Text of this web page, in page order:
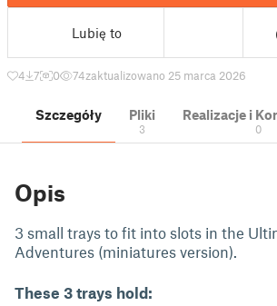
Lubię to
4 7 0 74zaktualizowano 25 marca 2026
Szczegóły Pliki
3
Realizacje i
0
Opis
3 small trays to fit into slots in the
Adventures (miniatures version).
These 3 trays hold: